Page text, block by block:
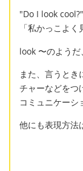
"Do I look cool?"
「私かっこよく
look 〜のようだ
また、言うとき
チャーなどをつ
コミュニケーシ
他にも表現方法